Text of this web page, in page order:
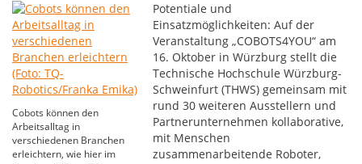
Cobots können den
Arbeitsalltag in
verschiedenen Branchen
erleichtern, wie hier im
Potentiale und
Einsatzmöglichkeiten: Auf der
Veranstaltung „COBOTS4YOU“ am
16. Oktober in Würzburg stellt die
Technische Hochschule Würzburg-
Schweinfurt (THWS) gemeinsam mit
rund 30 weiteren Ausstellern und
Partnerunternehmen kollaborative,
mit Menschen
zusammenarbeitende Roboter,